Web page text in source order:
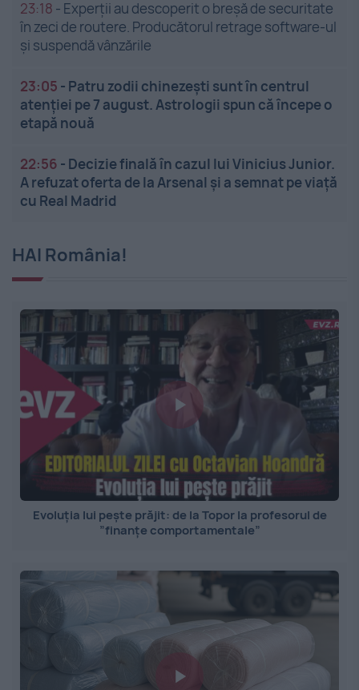
23:18 - Experții au descoperit o breșă de securitate
în zeci de routere. Producătorul retrage software-ul
și suspendă vânzările
23:05 - Patru zodii chinezești sunt în centrul
atenției pe 7 august. Astrologii spun că începe o
etapă nouă
22:56 - Decizie finală în cazul lui Vinicius Junior.
A refuzat oferta de la Arsenal și a semnat pe viață
cu Real Madrid
HAI România!
Evoluția lui pește prăjit: de la Topor la profesorul de
”finanțe comportamentale”